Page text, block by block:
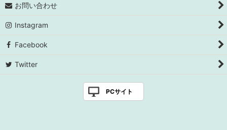
お問い合わせ
Instagram
Facebook
Twitter
PCサイト